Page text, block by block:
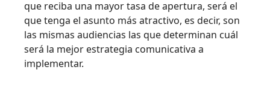
que reciba una mayor tasa de apertura, será el
que tenga el asunto más atractivo, es decir, son
las mismas audiencias las que determinan cuál
será la mejor estrategia comunicativa a
implementar.